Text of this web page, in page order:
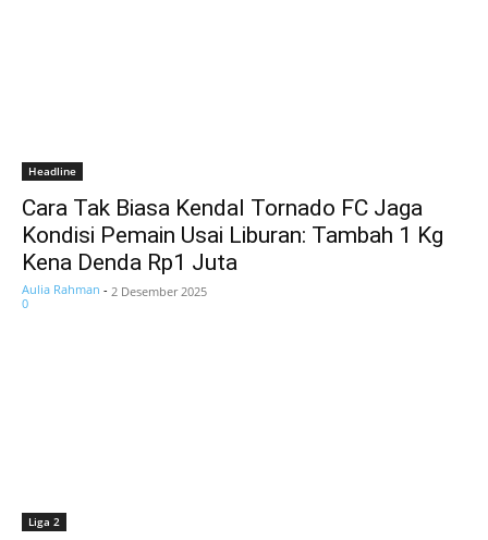
Headline
Cara Tak Biasa Kendal Tornado FC Jaga
Kondisi Pemain Usai Liburan: Tambah 1 Kg
Kena Denda Rp1 Juta
Aulia Rahman - 2 Desember 2025
0
Liga 2